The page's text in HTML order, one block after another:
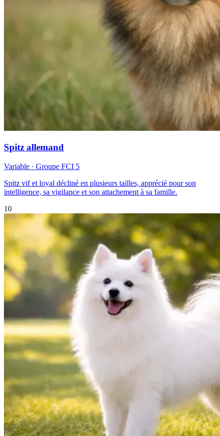
Spitz allemand
Variable · Groupe FCI 5
Spitz vif et loyal décliné en plusieurs tailles, apprécié pour son
intelligence, sa vigilance et son attachement à sa famille.
10